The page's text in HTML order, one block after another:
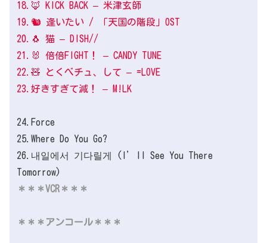
18.🦊 KICK BACK – 米津玄師
19.🐿️ 逢いたい / 「天国の階段」OST
20.🐧 猫 – DISH//
21.🐰 倍倍FIGHT！ – CANDY TUNE
22.🧸 とくべチュ、して – =LOVE
23.好きすぎて減！ – M!LK
24.Force
25.Where Do You Go?
26.내일에서 기다릴게 (I’ll See You There
Tomorrow)
＊＊＊VCR＊＊＊
＊＊＊アンコール＊＊＊